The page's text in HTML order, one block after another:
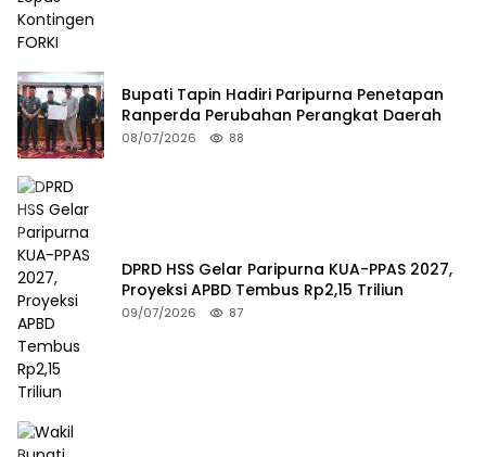
Bupati Tapin Hadiri Paripurna Penetapan
Ranperda Perubahan Perangkat Daerah
08/07/2026 88
DPRD HSS Gelar Paripurna KUA-PPAS 2027,
Proyeksi APBD Tembus Rp2,15 Triliun
09/07/2026 87